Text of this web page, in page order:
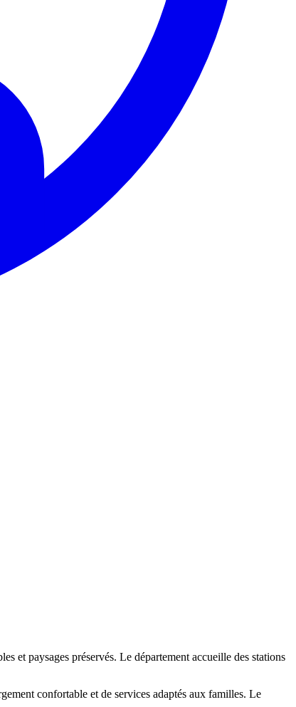
et paysages préservés. Le département accueille des stations
confortable et de services adaptés aux familles. Le